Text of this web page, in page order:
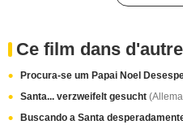
Ce film dans
Procura-se um Papai Noel
Santa... verzweifelt gesucht
Buscando a Santa